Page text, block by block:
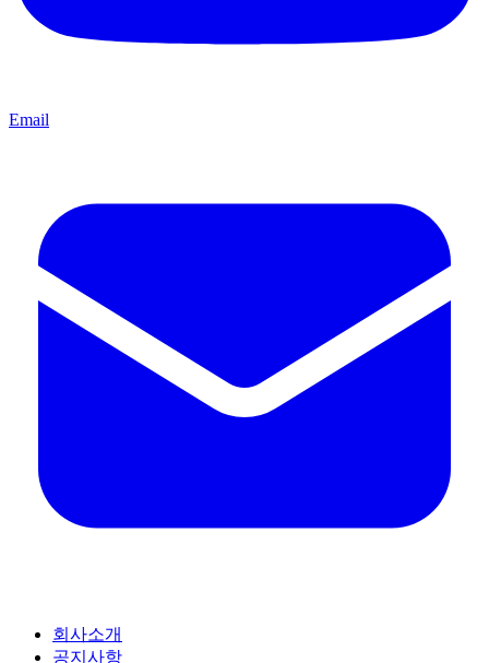
Email
회사소개
공지사항